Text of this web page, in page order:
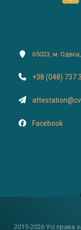
65023, м.
+38 (048) 737
Facebook
2015-2026 Усі права